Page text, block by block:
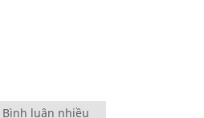
Bình luận nhiều